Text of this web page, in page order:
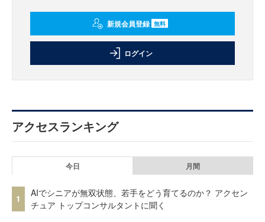
新規会員登録 無料
ログイン
アクセスランキング
今日 月間
1
AIでシニアが無双状態、若手をどう育てるのか？ アクセン
チュア トップコンサルタントに聞く